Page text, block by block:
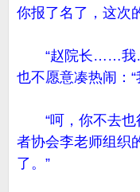
你报了名了，这次
“赵院长……我
也不愿意凑热闹：
“呵，你不去也
者协会李老师组织
了。”